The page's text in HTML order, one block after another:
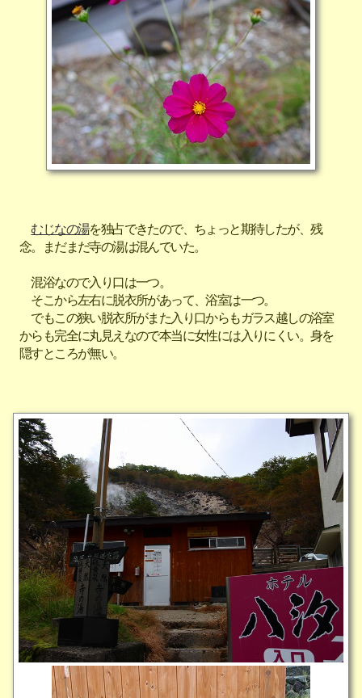
むじなの湯を独占できたので、ちょっと期待したが、残
念。まだまだ寺の湯は混んでいた。
混浴なので入り口は一つ。
そこから左右に脱衣所があって、浴室は一つ。
でもこの狭い脱衣所がまた入り口からもガラス越しの浴室
からも完全に丸見えなので本当に女性には入りにくい。身を
隠すところが無い。